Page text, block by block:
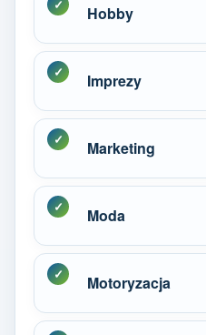
Hobby
Imprezy
Marketing
Moda
Motoryzacja